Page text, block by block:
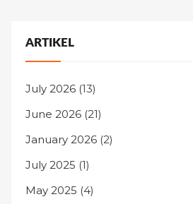
ARTIKEL
July 2026 (13)
June 2026 (21)
January 2026 (2)
July 2025 (1)
May 2025 (4)